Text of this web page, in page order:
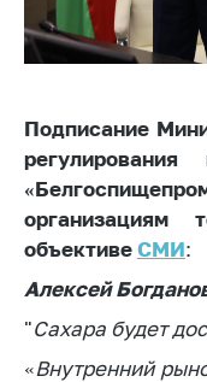
Электронные
обращения
цен на
Сообщить о
цен на
изделия
Контакты
Адрес и
Подписание
объективеСМИ:
Алексей
"Сахара будет
«Внутренний